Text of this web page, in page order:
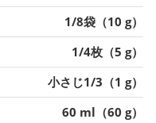
1/8袋（10 g）
1/4枚（5 g）
小さじ1/3（1 g）
60 ml（60 g）